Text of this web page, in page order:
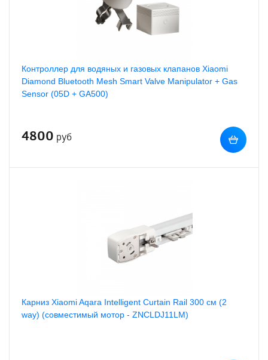
Контроллер для водяных и газовых клапанов Xiaomi
Diamond Bluetooth Mesh Smart Valve Manipulator + Gas
Sensor (05D + GA500)
4800 руб
Карниз Xiaomi Aqara Intelligent Curtain Rail 300 см (2
way) (совместимый мотор - ZNCLDJ11LM)